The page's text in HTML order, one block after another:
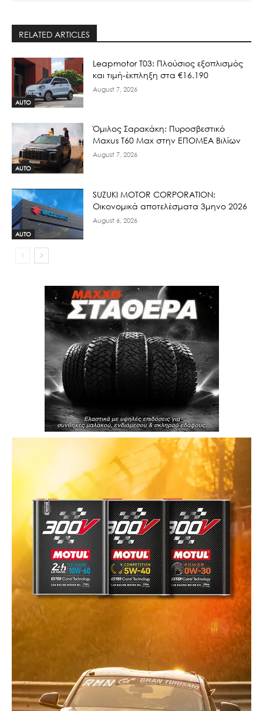
RELATED ARTICLES
AUTO
Leapmotor T03: Πλούσιος εξοπλισμός
και τιμή-έκπληξη στα €16.190
August 7, 2026
AUTO
Όμιλος Σαρακάκη: Πυροσβεστικό
Maxus T60 Max στην ΕΠΟΜΕΑ Βιλίων
August 7, 2026
AUTO
SUZUKI MOTOR CORPORATION:
Οικονομικά αποτελέσματα 3μηνο 2026
August 6, 2026